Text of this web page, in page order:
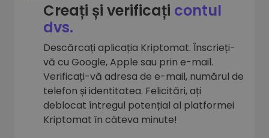
Creați și verificați contul
dvs.
Descărcați aplicația Kriptomat. Înscrieți-
vă cu Google, Apple sau prin e-mail.
Verificați-vă adresa de e-mail, numărul de
telefon și identitatea. Felicitări, ați
deblocat întregul potențial al platformei
Kriptomat în câteva minute!